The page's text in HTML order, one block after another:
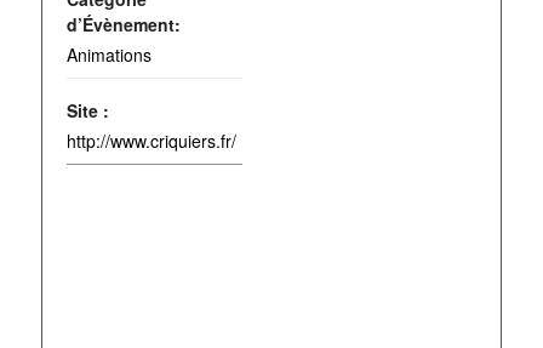
d’Évènement:
Animations
Site :
http://www.criquiers.fr/